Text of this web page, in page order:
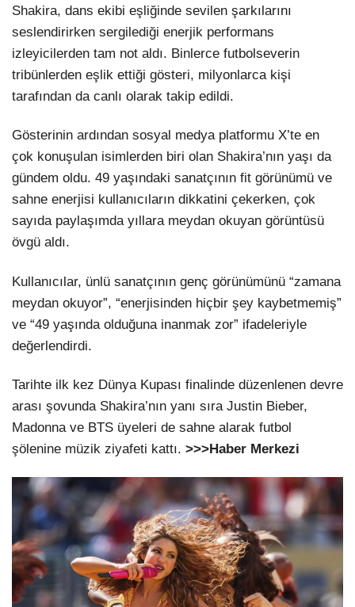
Shakira, dans ekibi eşliğinde sevilen şarkılarını
seslendirirken sergilediği enerjik performans
izleyicilerden tam not aldı. Binlerce futbolseverin
tribünlerden eşlik ettiği gösteri, milyonlarca kişi
tarafından da canlı olarak takip edildi.
Gösterinin ardından sosyal medya platformu X’te en
çok konuşulan isimlerden biri olan Shakira’nın yaşı da
gündem oldu. 49 yaşındaki sanatçının fit görünümü ve
sahne enerjisi kullanıcıların dikkatini çekerken, çok
sayıda paylaşımda yıllara meydan okuyan görüntüsü
övgü aldı.
Kullanıcılar, ünlü sanatçının genç görünümünü “zamana
meydan okuyor”, “enerjisinden hiçbir şey kaybetmemiş”
ve “49 yaşında olduğuna inanmak zor” ifadeleriyle
değerlendirdi.
Tarihte ilk kez Dünya Kupası finalinde düzenlenen devre
arası şovunda Shakira’nın yanı sıra Justin Bieber,
Madonna ve BTS üyeleri de sahne alarak futbol
şölenine müzik ziyafeti kattı. >>>Haber Merkezi